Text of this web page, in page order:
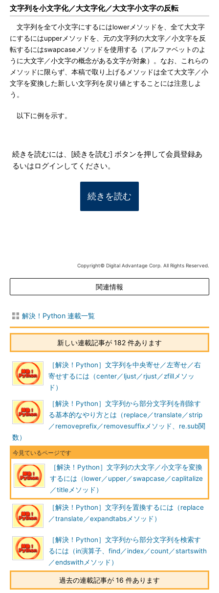
文字列を小文字化／大文字化／大文字小文字の反転
文字列を全て小文字にするにはlowerメソッドを、全て大文字
にするにはupperメソッドを、元の文字列の大文字／小文字を反
転するにはswapcaseメソッドを使用する（アルファベットのよ
うに大文字／小文字の概念がある文字が対象）。なお、これらの
メソッドに限らず、本稿で取り上げるメソッドは全て大文字／小
文字を変換した新しい文字列を戻り値とすることには注意しよ
う。
以下に例を示す。
続きを読むには、[続きを読む] ボタンを押して会員登録あ
るいはログインしてください。
続きを読む
Copyright© Digital Advantage Corp. All Rights Reserved.
関連情報
解決！Python 連載一覧
新しい連載記事が 182 件あります
［解決！Python］文字列を中央寄せ／左寄せ／右
寄せするには（center／ljust／rjust／zfillメソッ
ド）
［解決！Python］文字列から部分文字列を削除す
る基本的なやり方とは（replace／translate／strip
／removeprefix／removesuffixメソッド、re.sub関
数）
［解決！Python］文字列の大文字／小文字を変換
するには（lower／upper／swapcase／caplitalize
／titleメソッド）
［解決！Python］文字列を置換するには（replace
／translate／expandtabsメソッド）
［解決！Python］文字列から部分文字列を検索す
るには（in演算子、find／index／count／startswith
／endswithメソッド）
過去の連載記事が 16 件あります